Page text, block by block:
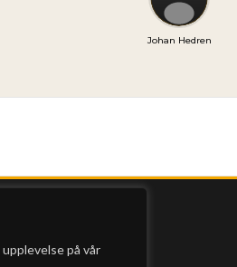
på vår
Johan Hedren